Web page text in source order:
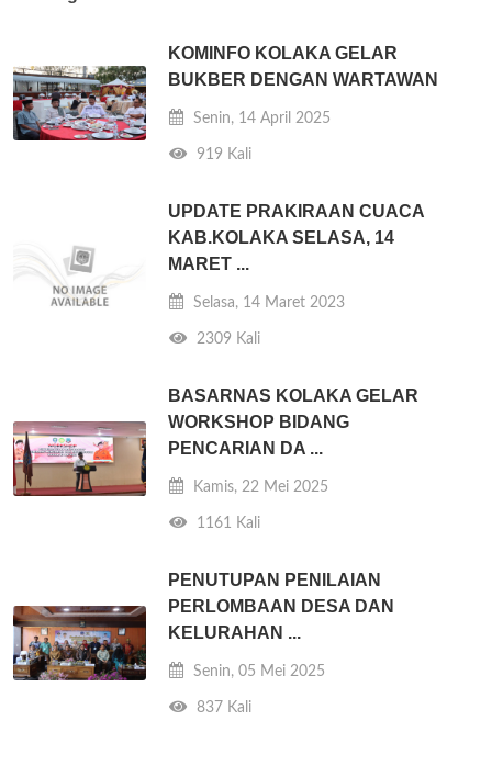
KOMINFO KOLAKA GELAR
BUKBER DENGAN WARTAWAN
Senin, 14 April 2025
919 Kali
UPDATE PRAKIRAAN CUACA
KAB.KOLAKA SELASA, 14
MARET ...
Selasa, 14 Maret 2023
2309 Kali
BASARNAS KOLAKA GELAR
WORKSHOP BIDANG
PENCARIAN DA ...
Kamis, 22 Mei 2025
1161 Kali
PENUTUPAN PENILAIAN
PERLOMBAAN DESA DAN
KELURAHAN ...
Senin, 05 Mei 2025
837 Kali